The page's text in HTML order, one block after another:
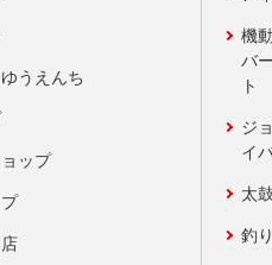
うえんち
ップ
機
バ
ト
ジ
イ
太
釣